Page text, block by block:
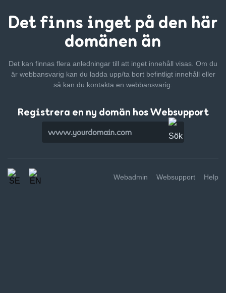
Det finns inget på den här
domänen än
Det kan finnas flera anledningar till att inget innehåll visas. Om du
är webbansvarig kan du ladda upp/ta bort befintligt innehåll eller
så kan du kontakta en webbansvarig.
Registrera en ny domän hos Websupport
Webadmin Websupport Help